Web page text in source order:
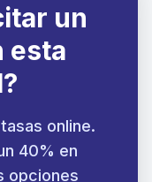
un
esta
online.
40% en
opciones